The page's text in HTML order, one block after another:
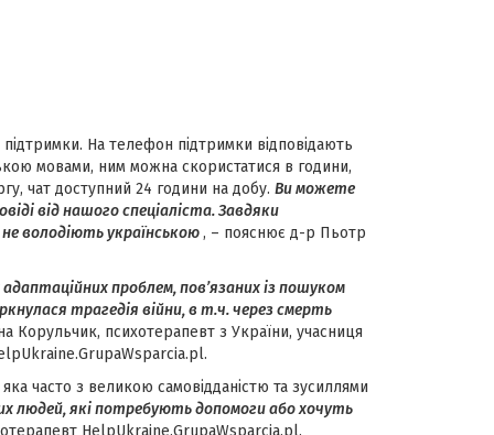
На телефон підтримки відповідають
мовами, ним можна скористатися в години,
чат доступний 24 години на добу. Ви можете
від нашого спеціаліста. Завдяки
володіють українською, – пояснює д-р Пьотр
проблем, пов’язаних із пошуком
трагедія війни, в т.ч. через смерть
Корульчик, психотерапевт з України, учасниця
часто з великою самовідданістю та зусиллями
людей, які потребують допомоги або хочуть
HelpUkraine.GrupaWsparcia.pl.